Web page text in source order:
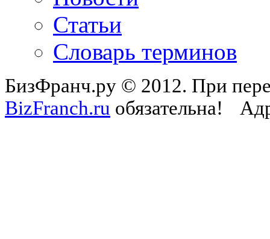
Статьи
Словарь терминов
БизФранч.ру © 2012. При
BizFranch.ru обязательна!